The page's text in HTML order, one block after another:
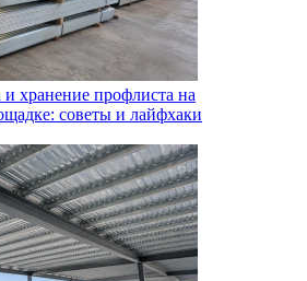
хранение профлиста на
советы и лайфхаки